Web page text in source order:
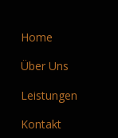
Home
Über Uns
Leistungen
Kontakt